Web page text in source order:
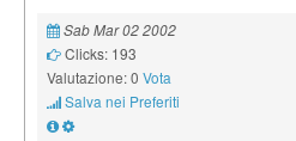
Sab Mar 02 2002
Clicks: 193
Valutazione: 0 Vota
Salva nei Preferiti